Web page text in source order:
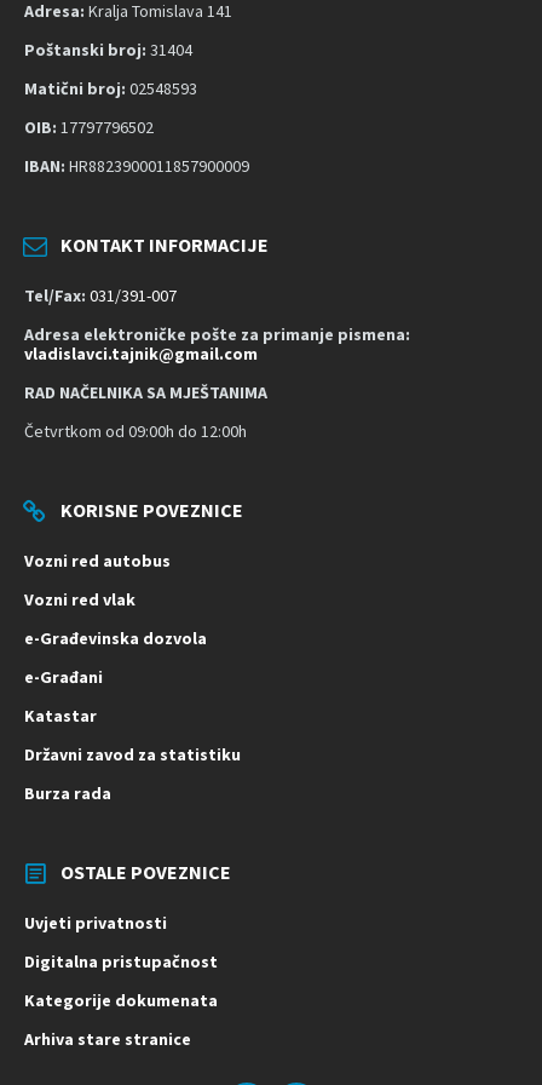
Adresa: Kralja Tomislava 141
Poštanski broj: 31404
Matični broj: 02548593
OIB: 17797796502
IBAN: HR8823900011857900009
KONTAKT INFORMACIJE
Tel/Fax: 031/391-007
Adresa elektroničke pošte za primanje pismena:
vladislavci.tajnik@gmail.com
RAD NAČELNIKA SA MJEŠTANIMA
Četvrtkom od 09:00h do 12:00h
KORISNE POVEZNICE
Vozni red autobus
Vozni red vlak
e-Građevinska dozvola
e-Građani
Katastar
Državni zavod za statistiku
Burza rada
OSTALE POVEZNICE
Uvjeti privatnosti
Digitalna pristupačnost
Kategorije dokumenata
Arhiva stare stranice